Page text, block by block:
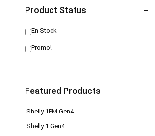
Product Status
En Stock
Promo!
Featured Products
Shelly 1PM Gen4
Shelly 1 Gen4